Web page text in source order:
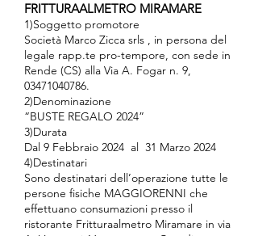
FRITTURAALMETRO MIRAMARE
1)Soggetto promotore
Società Marco Zicca srls , in persona del
legale rapp.te pro-tempore, con sede in
Rende (CS) alla Via A. Fogar n. 9,
03471040786.
2)Denominazione
“BUSTE REGALO 2024”
3)Durata
Dal 9 Febbraio 2024 al 31 Marzo 2024
4)Destinatari
Sono destinatari dell’operazione tutte le
persone fisiche MAGGIORENNI che
effettuano consumazioni presso il
ristorante Fritturaalmetro Miramare in via